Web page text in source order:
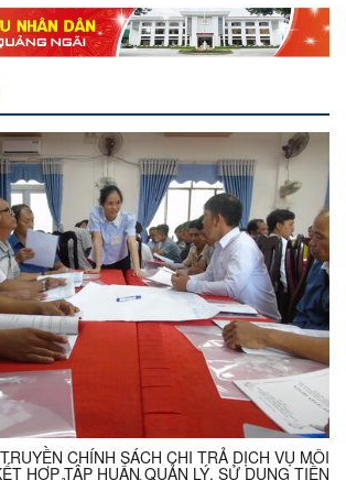
CHÍNH SÁCH CHI TRẢ DỊCH VỤ MÔI
HỢP TẬP HUẤN QUẢN LÝ, SỬ DỤNG TIỀN